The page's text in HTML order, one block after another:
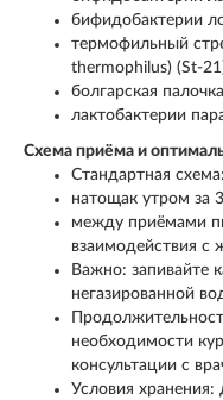
бифидобактерии
термофильный
thermophilus) (St-
болгарская
лактобактерии
Схема приёма и
Стандартная
натощак утром за
между приёмами
взаимодействия
Важно: запивайте
негазированной
необходимости
консультации с
Условия хранения: